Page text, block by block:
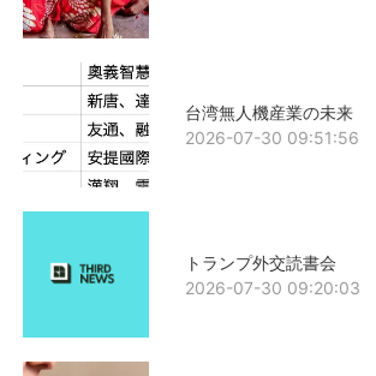
台湾無人機産業の未来
2026-07-30 09:51:56
トランプ外交読書会
2026-07-30 09:20:03